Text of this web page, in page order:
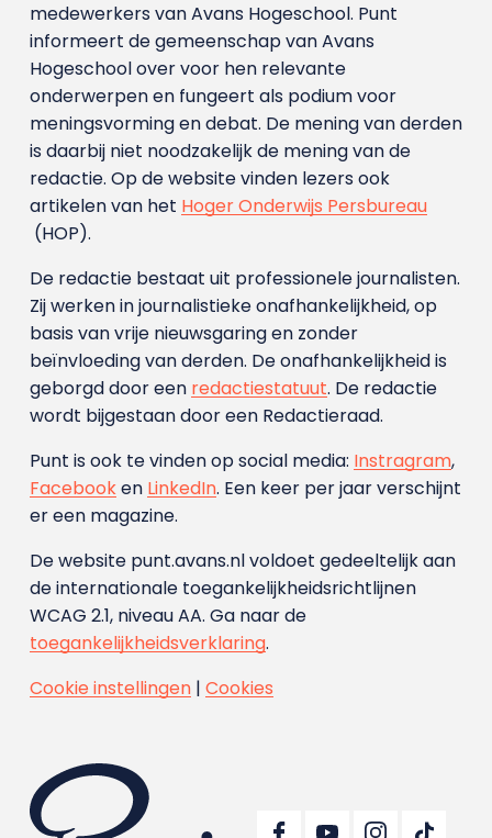
medewerkers van Avans Hoge­school. Punt
informeert de gemeenschap van Avans
Hogeschool over voor hen relevante
onderwerpen en fungeert als podium voor
meningsvorming en debat. De mening van derden
is daarbij niet noodzakelijk de mening van de
redactie. Op de website vinden lezers ook
artikelen van het Hoger Onderwijs Persbureau
(HOP).
De redactie bestaat uit professionele journalisten.
Zij werken in journalistieke onafhankelijkheid, op
basis van vrije nieuwsgaring en zonder
beïnvloeding van derden. De onafhankelijkheid is
geborgd door een redactiestatuut. De redactie
wordt bijgestaan door een Redactieraad.
Punt is ook te vinden op social media: Instragram,
Facebooken LinkedIn. Een keer per jaar verschijnt
er een magazine.
De website punt.avans.nl voldoet gedeeltelijk aan
de internationale toegankelijkheidsrichtlijnen
WCAG 2.1, niveau AA. Ga naar de
toegankelijkheidsverklaring.
Cookie instellingen| Cookies